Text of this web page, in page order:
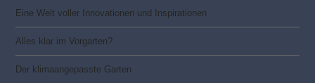
Eine Welt voller Innovationen und Inspirationen
Alles klar im Vorgarten?
Der klimaangepasste Garten